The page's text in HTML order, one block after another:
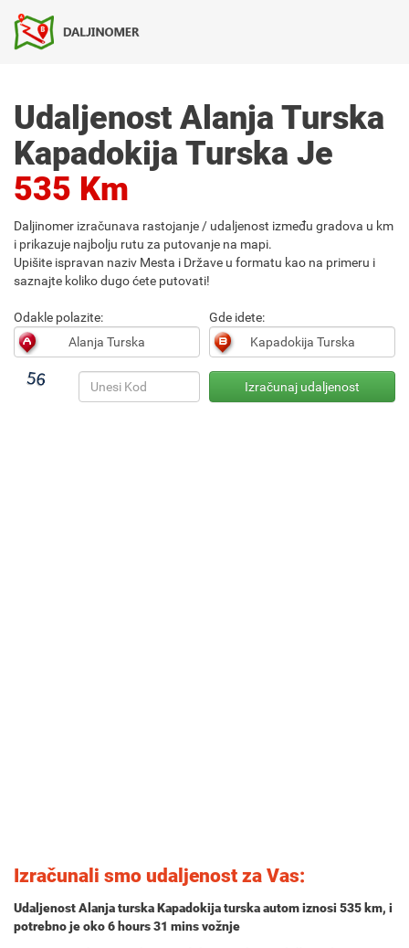
Udaljenost Alanja Turska
Kapadokija Turska Je
535 Km
Daljinomer izračunava rastojanje / udaljenost između gradova u km
i prikazuje najbolju rutu za putovanje na mapi.
Upišite ispravan naziv Mesta i Države u formatu kao na primeru i
saznajte koliko dugo ćete putovati!
Odakle polazite: Gde idete:
Izračunali smo udaljenost za Vas:
Udaljenost Alanja turska Kapadokija turska autom iznosi 535 km, i
potrebno je oko6 hours 31 minsvožnje